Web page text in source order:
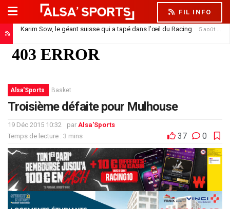
FIL INFO
Karim Sow, le géant suisse qui a tapé dans l’œil du Racing 5 août 2026
Alsa'Sports Basket
Troisième défaite pour Mulhouse
19 Déc 2015 10:32 par Alsa'Sports
Temps de lecture : 3 mins
37 0